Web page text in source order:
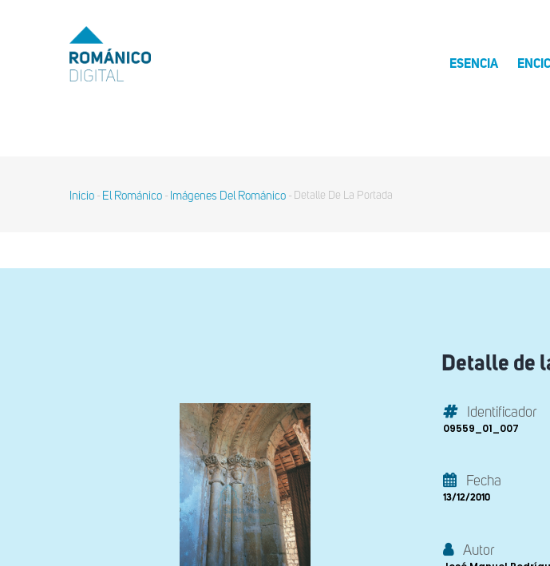
MENU
TOP
ESENCIA
Sobrescribir
Inicio - El Románico - Imágenes Del Románico - Detalle De La Portada
Detalle de
Identificador
09559_01_007
Fecha
13/12/2010
Autor